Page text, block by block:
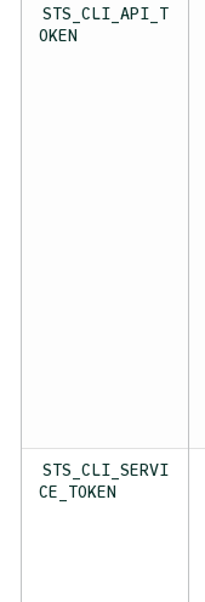
STS_CLI_API_T
OKEN
STS_CLI_SERVI
CE_TOKEN